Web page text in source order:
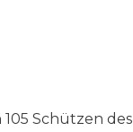
Schützen des